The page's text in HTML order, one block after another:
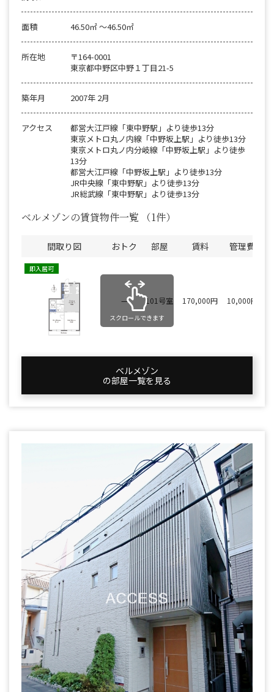
面積 46.50㎡ 〜46.50㎡
所在地
〒164-0001
東京都中野区中野１丁目21-5
築年月 2007年 2月
アクセス
都営大江戸線「東中野駅」より徒歩13分
東京メトロ丸ノ内線「中野坂上駅」より徒歩13分
東京メトロ丸ノ内分岐線「中野坂上駅」より徒歩
13分
都営大江戸線「中野坂上駅」より徒歩13分
JR中央線「東中野駅」より徒歩13分
JR総武線「東中野駅」より徒歩13分
ベルメゾンの賃貸物件一覧 （1件）
間取り図 おトク 部屋 賃料 管理費
即入居可
— 101号室 170,000円 10,000円
スクロールできます
ベルメゾン
の部屋一覧を⾒る